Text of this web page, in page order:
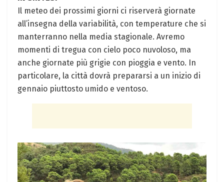
Il meteo dei prossimi giorni ci riserverà giornate
all’insegna della variabilità, ⁤con temperature che si
​manterranno nella‍ media stagionale. Avremo
momenti di tregua con cielo poco nuvoloso, ‌ma
anche giornate ⁣più grigie con ⁣pioggia e vento. In
particolare, ⁣la città dovrà⁢ prepararsi a un inizio di
gennaio piuttosto umido e ventoso.